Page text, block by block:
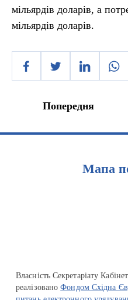
мільярдів доларів, а
мільярдів доларів.
Попередня
Мапа
Власність Секретаріату
реалізованоФондом Східна